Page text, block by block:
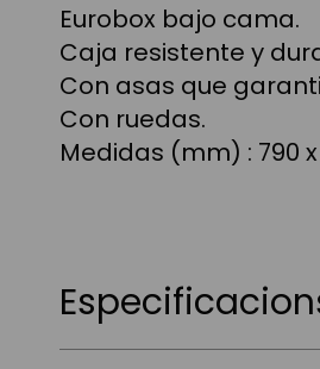
images
gallery
Eurobox bajo cama.
Caja resistente y
Con asas que
Con ruedas.
Medidas (mm) : 790 x